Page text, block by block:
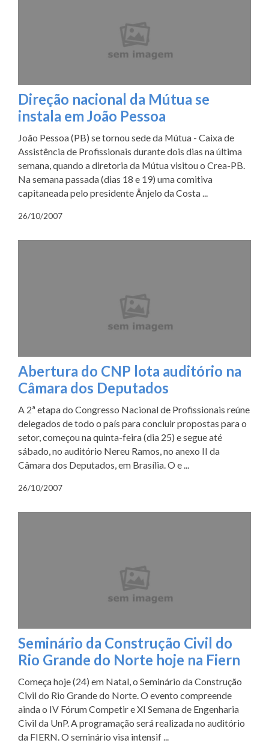
Direção nacional da Mútua se
instala em João Pessoa
João Pessoa (PB) se tornou sede da Mútua - Caixa de
Assistência de Profissionais durante dois dias na última
semana, quando a diretoria da Mútua visitou o Crea-PB.
Na semana passada (dias 18 e 19) uma comitiva
capitaneada pelo presidente Ânjelo da Costa ...
26/10/2007
Abertura do CNP lota auditório na
Câmara dos Deputados
A 2ª etapa do Congresso Nacional de Profissionais reúne
delegados de todo o país para concluir propostas para o
setor, começou na quinta-feira (dia 25) e segue até
sábado, no auditório Nereu Ramos, no anexo II da
Câmara dos Deputados, em Brasília. O e ...
26/10/2007
Seminário da Construção Civil do
Rio Grande do Norte hoje na Fiern
Começa hoje (24) em Natal, o Seminário da Construção
Civil do Rio Grande do Norte. O evento compreende
ainda o IV Fórum Competir e XI Semana de Engenharia
Civil da UnP. A programação será realizada no auditório
da FIERN. O seminário visa intensif ...